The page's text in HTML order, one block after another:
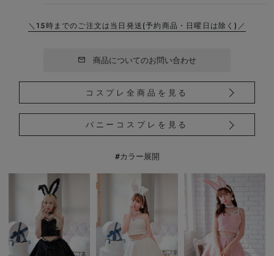
＼15時までのご注文は当日発送(予約商品・日曜日は除く)／
商品についてのお問い合わせ
コスプレ全商品を見る
バニーコスプレを見る
#カラー展開